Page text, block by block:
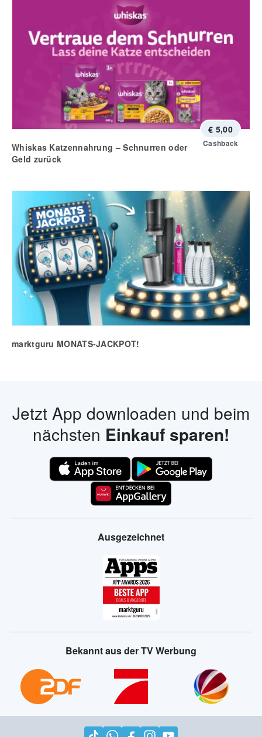
€ 5,00
Cashback
Whiskas Katzennahrung – Schnurren oder
Geld zurück
marktguru MONATS-JACKPOT!
Jetzt App downloaden und beim
nächsten Einkauf sparen!
Ausgezeichnet
Bekannt aus der TV Werbung